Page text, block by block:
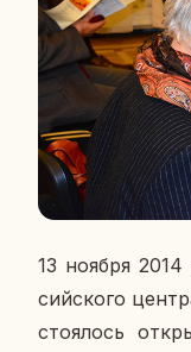
13 ноября
сий­ско­го
сто­я­лось